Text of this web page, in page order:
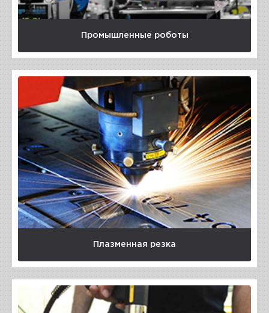
Промышленные роботы
Плазменная резка